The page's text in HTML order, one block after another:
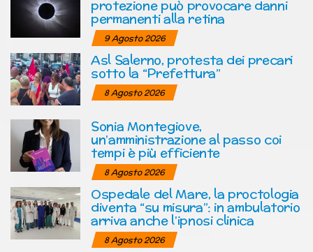
protezione può provocare danni
permanenti alla retina
9 Agosto 2026
Asl Salerno, protesta dei precari
sotto la “Prefettura”
8 Agosto 2026
Sonia Montegiove,
un’amministrazione al passo coi
tempi è più efficiente
8 Agosto 2026
Ospedale del Mare, la proctologia
diventa “su misura”: in ambulatorio
arriva anche l’ipnosi clinica
8 Agosto 2026